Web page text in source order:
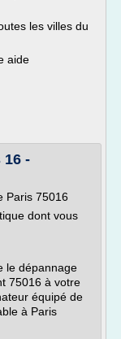
les villes du
aide
16 -
Paris 75016
dont vous
le dépannage
75016 à votre
équipé de
à Paris